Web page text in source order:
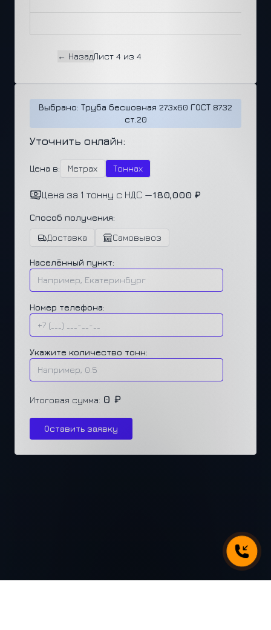
← НазадЛист 4 из 4
Выбрано: Труба бесшовная 273x60 ГОСТ 8732
ст.20
Уточнить онлайн:
Цена в: Метрах Тоннах
Цена за 1 тонну с НДС —180,000 ₽
Способ получения:
Доставка
Самовывоз
Населённый пункт:
Номер телефона:
Укажите количество тонн:
Итоговая сумма: 0 ₽
Оставить заявку